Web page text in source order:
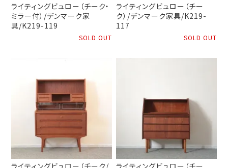
ライティングビュロー（チーク・
ミラー付）/デンマーク家
具/K219-119
SOLD OUT
ライティングビュロー（チー
ク）/デンマーク家具/K219-
117
SOLD OUT